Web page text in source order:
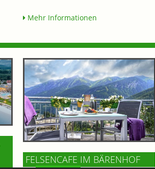
Mehr Informationen
FELSENCAFE IM BÄRENHOF